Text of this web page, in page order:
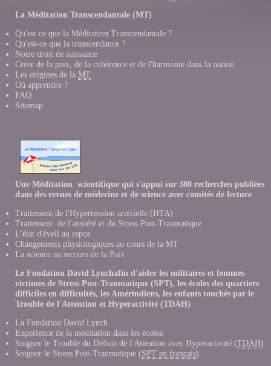
La Méditation Transcendantale (MT)
Qu'est ce que la Méditation Transcendantale ?
Qu'est-ce que la transcendance ?
Notre droit de naissance
Créer de la paix, de la cohérence et de l'harmonie dans la nation
Les origines de la MT
Où apprendre ?
FAQ
Sitemap
Une Méditation scientifique qui s'appui sur 380 recherches publièes
dans des revues de médecine et de science avec comités de lecture
Traitement de l'Hypertension artérielle (HTA)
Traitement de l'anxiété et du Stress Post-Traumatique
L'état d'éveil au repos
Changements physiologiques au cours de la MT
La science au secours de la Paix
Le Fondation David Lynchafin d'aider les militaires et femmes
victimes de Stress Post-Traumatique (SPT), les écoles des quartiers
difficiles en difficultés, les Amérindiens, les enfants touchés par le
Trouble de l'Attention et Hyperactivité (TDAH)
La Fondation David Lynch
Experience de la méditation dans les écoles
Soigner le Trouble du Déficit de l'Attention avec Hyperactivité (TDAH)
Soigner le Stress Post-Traumatique (SPT en français)